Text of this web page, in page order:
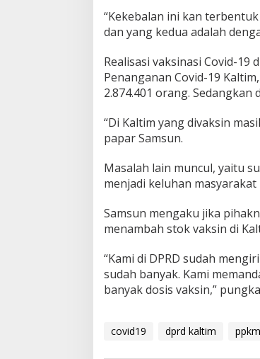
“Kekebalan ini kan
dan yang kedua adalah
Realisasi vaksinasi Covid-19
Penanganan Covid-19
2.874.401 orang.
“Di Kaltim yang divaksin
papar Samsun.
Masalah lain muncul, yaitu
menjadi keluhan
Samsun mengaku jika
menambah stok vaksin di
“Kami di DPRD sudah
sudah banyak. Kami
banyak dosis vaksin,”
covid19 dprd kaltim